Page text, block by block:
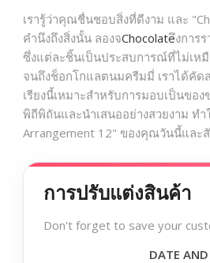
เรารู้ว่าคุณชื่นชอบสิ่งที่ดีงาม และ
คำนึงถึงสิ่งนั้น ลองจChocolateงการ
ซึ่งแต่ละชิ้นเป็นประสบการณ์ที่ไม่เห
จนถึงช็อกโกแลตนมครีมมี่ เราได้คัด
เรียงนี้เหมาะสำหรับการมอบเป็นขอ
พิถีพิถันและนำเสนออย่างสวยงาม ท
Arrangement 12" ของคุณวันนี้แล
การปรับแต่งสินค้า
Don't forget to save your
DATE AND